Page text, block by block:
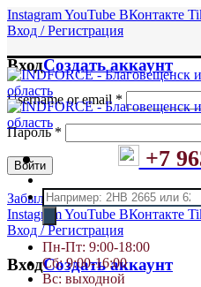
InstagramYouTube ВКонтакте
Вход / Регистрация
ВходСоздать аккаунт
Username or email *
Пароль*
Войти
Забыли пароль?
Запомнить
InstagramYouTube ВКонтакте
Вход / Регистрация
ВходСоздать аккаунт
+7
Поиск
товаров
Пн-Пт: 9:00-18:00
Сб: 9:00-16:00
Вс: выходной